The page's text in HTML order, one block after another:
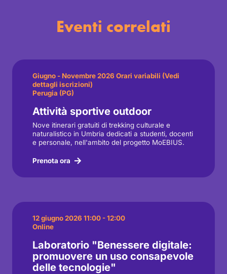
Eventi correlati
Giugno - Novembre 2026 Orari variabili (Vedi
dettagli iscrizioni)
Perugia (PG)
Attività sportive outdoor
Nove itinerari gratuiti di trekking culturale e
naturalistico in Umbria dedicati a studenti, docenti
e personale, nell'ambito del progetto MoEBIUS.
Prenota ora
12 giugno 2026 11:00 - 12:00
Online
Laboratorio "Benessere digitale:
promuovere un uso consapevole
delle tecnologie"